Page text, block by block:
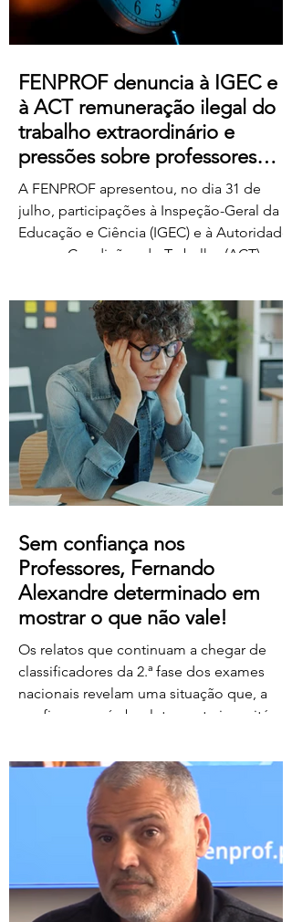
FENPROF denuncia à IGEC e
à ACT remuneração ilegal do
trabalho extraordinário e
pressões sobre professores
classificadores
A FENPROF apresentou, no dia 31 de
julho, participações à Inspeção-Geral da
Educação e Ciência (IGEC) e à Autoridade
para as Condições do Trabalho (ACT),
da Educação, Ciência e Inovação quanto
ao pagamento do serviço de classificação
dos exames nacionais. A FENPROF
contesta a intenção do MECI de vir a
remunerar o trabalho extraordinário dos
classificadores através do pagamento de
1 euro por resposta classificada. Em vez
de falar de remu
Sem confiança nos
Professores, Fernando
Alexandre determinado em
mostrar o que não vale!
Os relatos que continuam a chegar de
classificadores da 2.ª fase dos exames
nacionais revelam uma situação que, a
confirmar-se, é absolutamente inaceitável.
assegurado, em condições
extremamente difíceis, a classificação da
1.ª fase, surgem agora orientações que
determinam que, se um classificador não
registar classificações num determinado
período de tempo, as provas lhe sejam
retiradas e redistribuídas. Estamos a falar
de professores